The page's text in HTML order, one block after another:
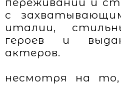
с
италии,
героев и
актеров.
несмотря на